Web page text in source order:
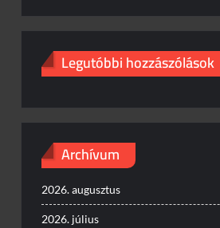
Legutóbbi hozzászólások
Archívum
2026. augusztus
2026. július